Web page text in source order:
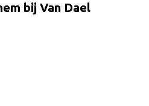
bij Van Dael